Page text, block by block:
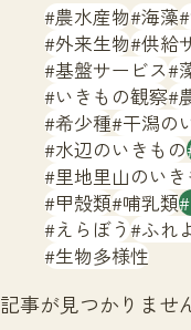
文字サイズ 小
生物多様性ふ
サ
農水産物 海藻
外来生物 供給
基盤サービス
いきもの観察
希少種 干潟の
水辺のいきもの
里地里山のい
甲殻類 哺乳類
えらぼう ふれ
生物多様性
記事が見つかりませ